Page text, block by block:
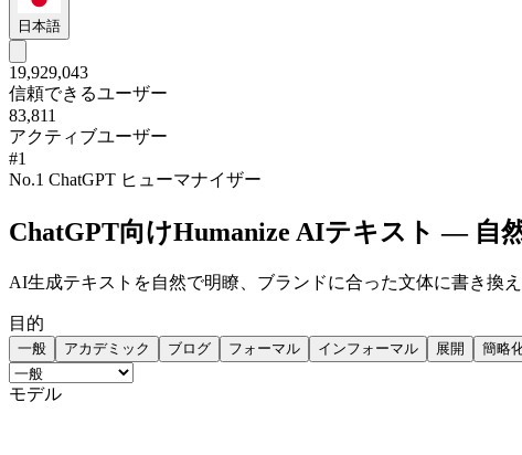
日本語
19,929,043
信頼できるユーザー
83,811
アクティブユーザー
#1
No.1 ChatGPT ヒューマナイザー
ChatGPT向けHumanize AIテキスト — 自
AI生成テキストを自然で明瞭、ブランドに合った文体に書き換
目的
一般 アカデミック ブログ フォーマル インフォーマル 展開 簡略
モデル